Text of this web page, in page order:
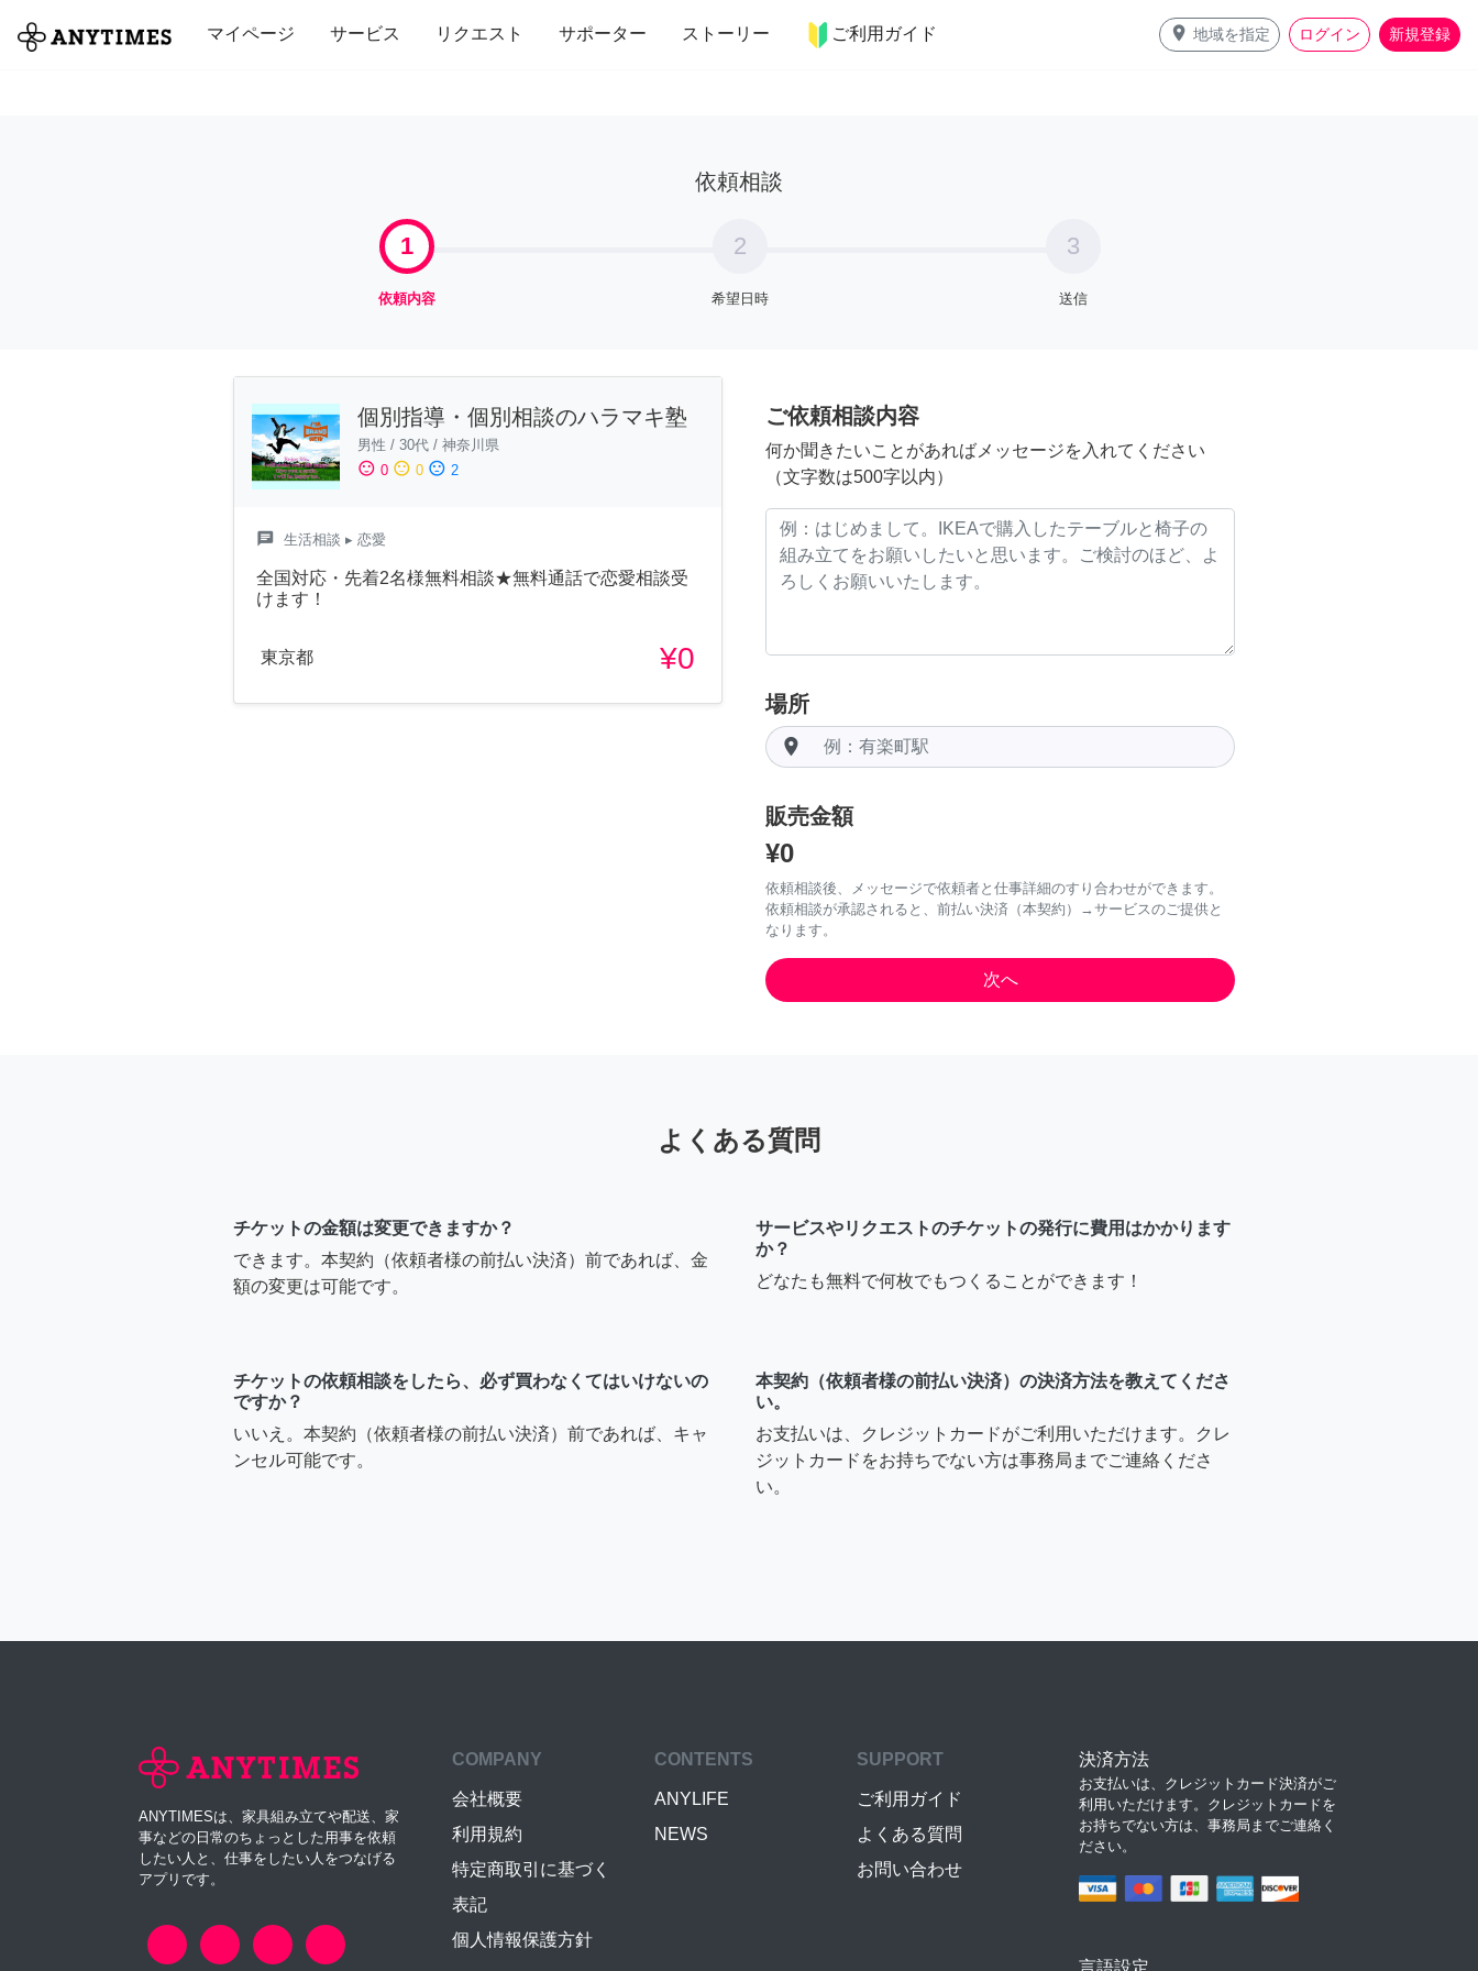
マイページ サービス リクエスト サポーター ストーリー ご利用ガイド place 地域を指定 ログイン 新規登録
全て 修理・組立 家事 引っ越し インテリア 趣味・習い事 ペット 料理
依頼相談
1
依頼内容
2
希望日時
3
送信
個別指導・個別相談のハラマキ塾
男性 / 30代 / 神奈川県
sentiment_satisfied 0 sentiment_neutral 0 sentiment_dissatisfied 2
chat 生活相談 ▸ 恋愛
全国対応・先着2名様無料相談★無料通話で恋愛相談受
けます！
東京都 ¥0
ご依頼相談内容
何か聞きたいことがあればメッセージを入れてください
（文字数は500字以内）
場所
room
販売金額
¥0
依頼相談後、メッセージで依頼者と仕事詳細のすり合わせができます。
依頼相談が承認されると、前払い決済（本契約）→サービスのご提供と
なります。
よくある質問
チケットの金額は変更できますか？
できます。本契約（依頼者様の前払い決済）前であれば、金
額の変更は可能です。
サービスやリクエストのチケットの発行に費用はかかります
か？
どなたも無料で何枚でもつくることができます！
チケットの依頼相談をしたら、必ず買わなくてはいけないの
ですか？
いいえ。本契約（依頼者様の前払い決済）前であれば、キャ
ンセル可能です。
本契約（依頼者様の前払い決済）の決済方法を教えてくださ
い。
お支払いは、クレジットカードがご利用いただけます。クレ
ジットカードをお持ちでない方は事務局までご連絡くださ
い。
ANYTIMESは、家具組み立てや配送、家
事などの日常のちょっとした用事を依頼
したい人と、仕事をしたい人をつなげる
アプリです。
COMPANY
会社概要
利用規約
特定商取引に基づく
表記
個人情報保護方針
CONTENTS
ANYLIFE
NEWS
SUPPORT
ご利用ガイド
よくある質問
お問い合わせ
決済方法
お支払いは、クレジットカード決済がご
利用いただけます。クレジットカードを
お持ちでない方は、事務局までご連絡く
ださい。
言語設定